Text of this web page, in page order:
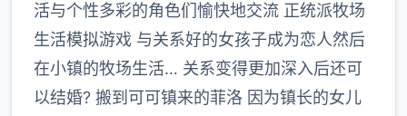
活与个性多彩的角色们愉快地交流 正统派牧场
生活模拟游戏 与关系好的女孩子成为恋人然后
在小镇的牧场生活… 关系变得更加深入后还可
以结婚? 搬到可可镇来的菲洛 因为镇长的女儿